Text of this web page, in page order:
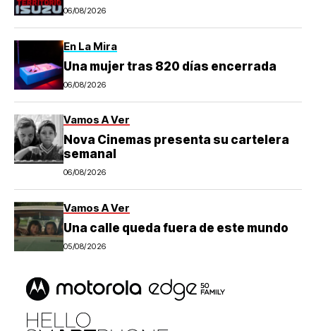
06/08/2026
En La Mira
Una mujer tras 820 días encerrada
06/08/2026
Vamos A Ver
Nova Cinemas presenta su cartelera
semanal
06/08/2026
Vamos A Ver
Una calle queda fuera de este mundo
05/08/2026